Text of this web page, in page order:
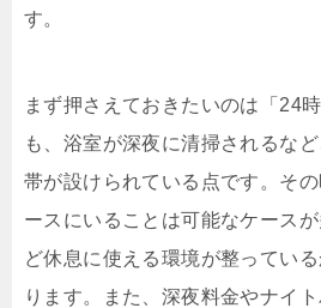
す。
まず押さえておきたいのは「24
も、浴室が深夜に清掃されるな
帯が設けられている点です。そ
ースにいることは可能なケース
ど休息に使える環境が整ってい
ります。また、深夜料金やナイ